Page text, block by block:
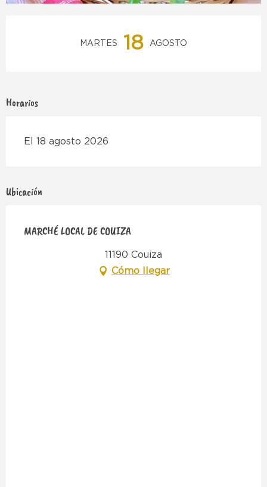
MARTES 18 AGOSTO
Horarios
El 18 agosto 2026
Ubicación
MARCHÉ LOCAL DE COUIZA
11190 Couiza
Cómo llegar